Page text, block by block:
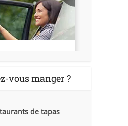
vous manger ?
de tapas